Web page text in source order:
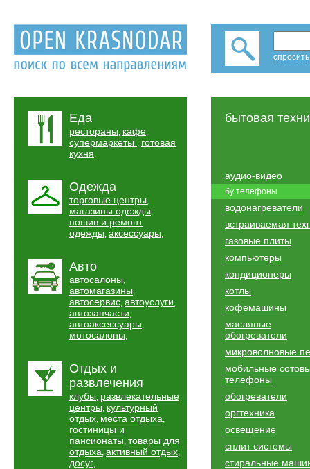
Еда
рестораны, кафе,
супермаркеты , готовая
кухня,
Одежда
торговые центры,
магазины одежды,
пошив и ремонт
одежды, аксессуары,
Авто
автосалоны,
автомагазины,
автосервис, автоуслуги,
автозапчасти,
автоаксессуары,
мотосалоны,
Отдых и
развлечения
клубы, развлекательные
центры, культурный
отдых, места отдыха,
гостиницы и
пансионаты, товары для
отдыха, активный отдых,
досуг,
бытовая
аудио-видео
бу телефоны
водонагреватели
встраиваемая
газовые плиты
компьютеры
кондиционеры
котлы
кофемашины
масляные
обогреватели
микроволновые
мобильные
телефоны
обогреватели
оргтехника
освещение
сплит системы
стиральные